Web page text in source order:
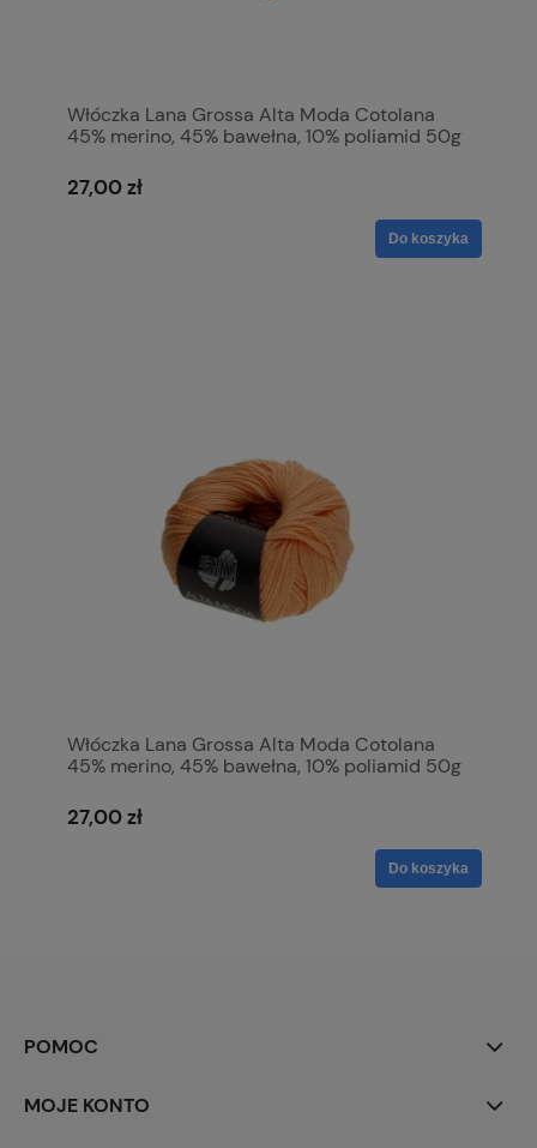
Włóczka Lana Grossa Alta Moda Cotolana
45% merino, 45% bawełna, 10% poliamid 50g
27,00 zł
Do koszyka
Włóczka Lana Grossa Alta Moda Cotolana
45% merino, 45% bawełna, 10% poliamid 50g
27,00 zł
Do koszyka
POMOC
MOJE KONTO